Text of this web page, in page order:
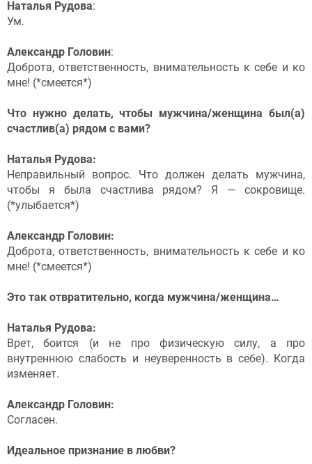
Наталья Рудова:
Ум.
Александр Головин:
Доброта, ответственность, внимательность к себе и ко
мне! (*смеется*)
Что нужно делать, чтобы мужчина/женщина был(а)
счастлив(а) рядом с вами?
Наталья Рудова:
Неправильный вопрос. Что должен делать мужчина,
чтобы я была счастлива рядом? Я — сокровище.
(*улыбается*)
Александр Головин:
Доброта, ответственность, внимательность к себе и ко
мне! (*смеется*)
Это так отвратительно, когда мужчина/женщина…
Наталья Рудова:
Врет, боится (и не про физическую силу, а про
внутреннюю слабость и неуверенность в себе). Когда
изменяет.
Александр Головин:
Согласен.
Идеальное признание в любви?